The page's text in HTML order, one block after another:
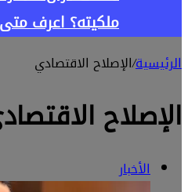
ملكيته؟ اعرف
الرئيسية/الإصلاح الاقتصادي
الإصلاح
الأخبار